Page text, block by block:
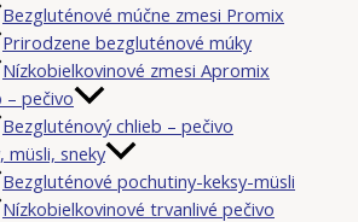
Bezgluténové múčne zmesi Promix
Prirodzene bezgluténové múky
Nízkobielkovinové zmesi Apromix
– pečivo
Bezgluténový chlieb – pečivo
müsli, sneky
Bezgluténové pochutiny-keksy-müsli
Nízkobielkovinové trvanlivé pečivo